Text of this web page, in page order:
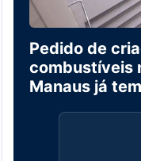
Pedido de
combustíveis
Manaus já